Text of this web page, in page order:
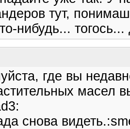
тут,
нибудь...
где вы
масел
снова